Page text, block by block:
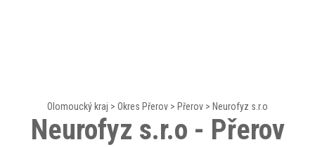
Olomoucký kraj > Okres Přerov > Přerov > Neurofyz s.r.o
Neurofyz s.r.o - Přerov